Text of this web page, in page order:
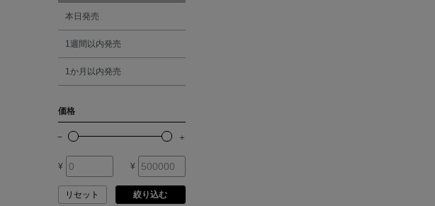
SANDAL
ANDERSONS
ANTIPAST
ANYA HINDMARCH
ARCS LONDON
ARIANNA
オレンジ
シルバー
本日発売
1週間以内発売
1か月以内発売
価格
¥ ¥
リセット 絞り込む